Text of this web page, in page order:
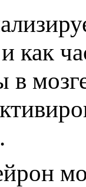
как
в